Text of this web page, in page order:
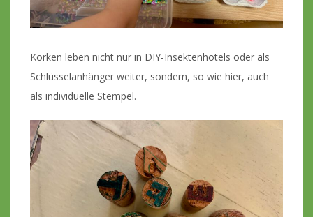
Korken leben nicht nur in DIY-Insektenhotels oder als
Schlüsselanhänger weiter, sondern, so wie hier, auch
als individuelle Stempel.